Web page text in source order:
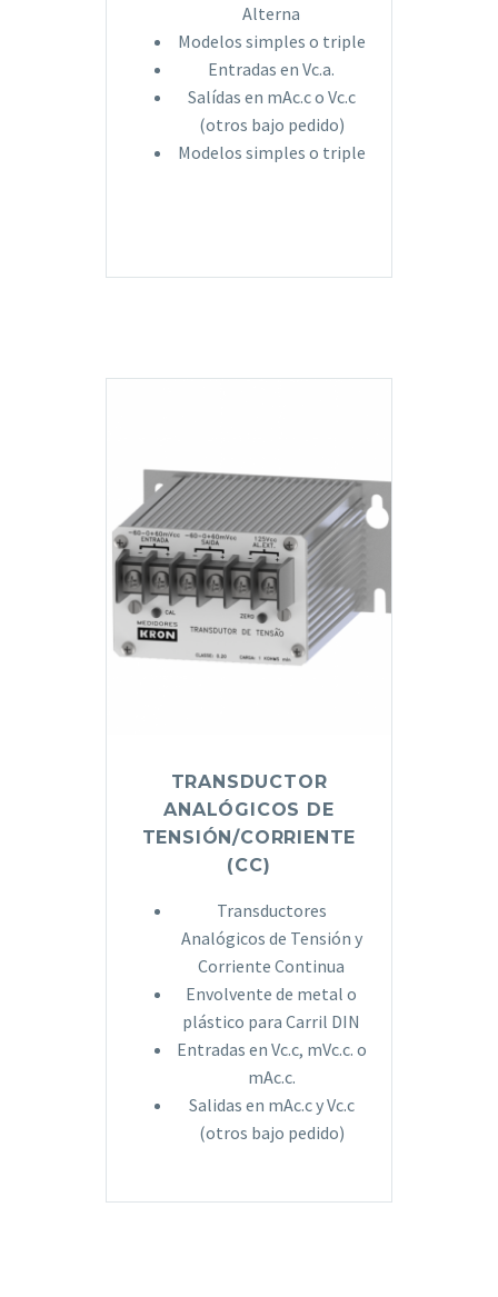
Alterna
Modelos simples o triple
Entradas en Vc.a.
Salídas en mAc.c o Vc.c
(otros bajo pedido)
Modelos simples o triple
TRANSDUCTOR
ANALÓGICOS DE
TENSIÓN/CORRIENTE
(CC)
Transductores
Analógicos de Tensión y
Corriente Continua
Envolvente de metal o
plástico para Carril DIN
Entradas en Vc.c, mVc.c. o
mAc.c.
Salidas en mAc.c y Vc.c
(otros bajo pedido)